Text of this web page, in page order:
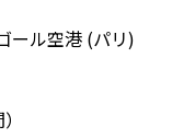
ール空港 (パリ)
）